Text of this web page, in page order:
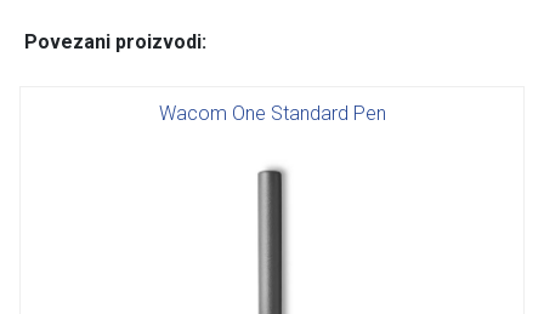
Povezani proizvodi:
Wacom One Standard Pen